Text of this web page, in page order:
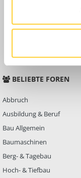
BELIEBTE FOREN
Abbruch
Ausbildung & Beruf
Bau Allgemein
Baumaschinen
Berg- & Tagebau
Hoch- & Tiefbau